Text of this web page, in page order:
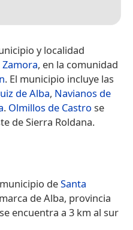
y localidad
Zamora, en la comunidad
. El municipio incluye las
de Alba, Navianos de
. Olmillos de Castro se
de Sierra Roldana.
deSanta
de Alba, provincia
se encuentra a 3 km al sur